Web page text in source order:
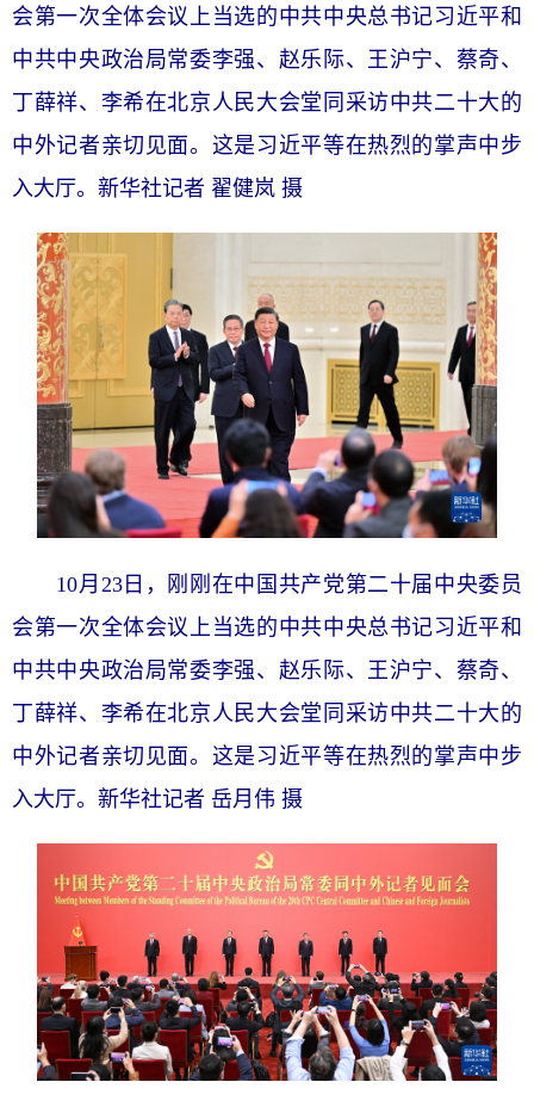
会第一次全体会议上当选的中共中央总书记习近平和
中共中央政治局常委李强、赵乐际、王沪宁、蔡奇、
丁薛祥、李希在北京人民大会堂同采访中共二十大的
中外记者亲切见面。这是习近平等在热烈的掌声中步
入大厅。新华社记者 翟健岚 摄
10月23日，刚刚在中国共产党第二十届中央委员
会第一次全体会议上当选的中共中央总书记习近平和
中共中央政治局常委李强、赵乐际、王沪宁、蔡奇、
丁薛祥、李希在北京人民大会堂同采访中共二十大的
中外记者亲切见面。这是习近平等在热烈的掌声中步
入大厅。新华社记者 岳月伟 摄